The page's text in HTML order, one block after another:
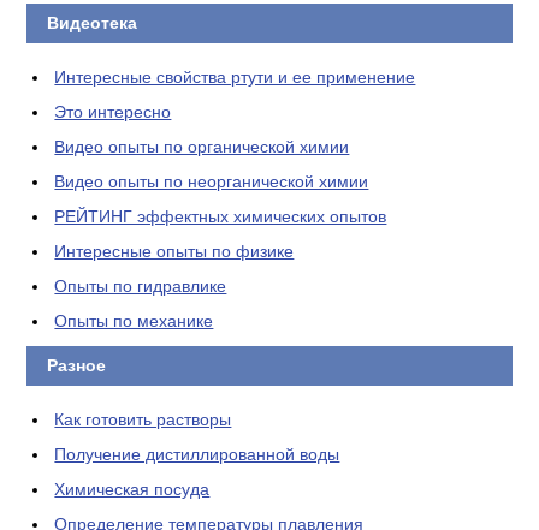
Видеотека
Интересные свойства ртути и ее применение
Это интересно
Видео опыты по органической химии
Видео опыты по неорганической химии
РЕЙТИНГ эффектных химических опытов
Интересные опыты по физике
Опыты по гидравлике
Опыты по механике
Разное
Как готовить растворы
Получение дистиллированной воды
Химическая посуда
Определение температуры плавления